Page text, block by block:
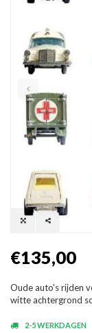
€135,00
Oude auto's rijden
witte achtergrond
2-5 WERKDAGEN